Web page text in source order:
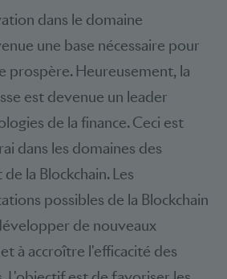
dans le domaine
une base nécessaire pour
prospère. Heureusement, la
est devenue un leader
de la finance. Ceci est
dans les domaines des
la Blockchain. Les
possibles de la Blockchain
de nouveaux
à accroître l'efficacité des